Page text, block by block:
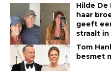
Hilde
haar
geeft
straalt in
Tom
besmet